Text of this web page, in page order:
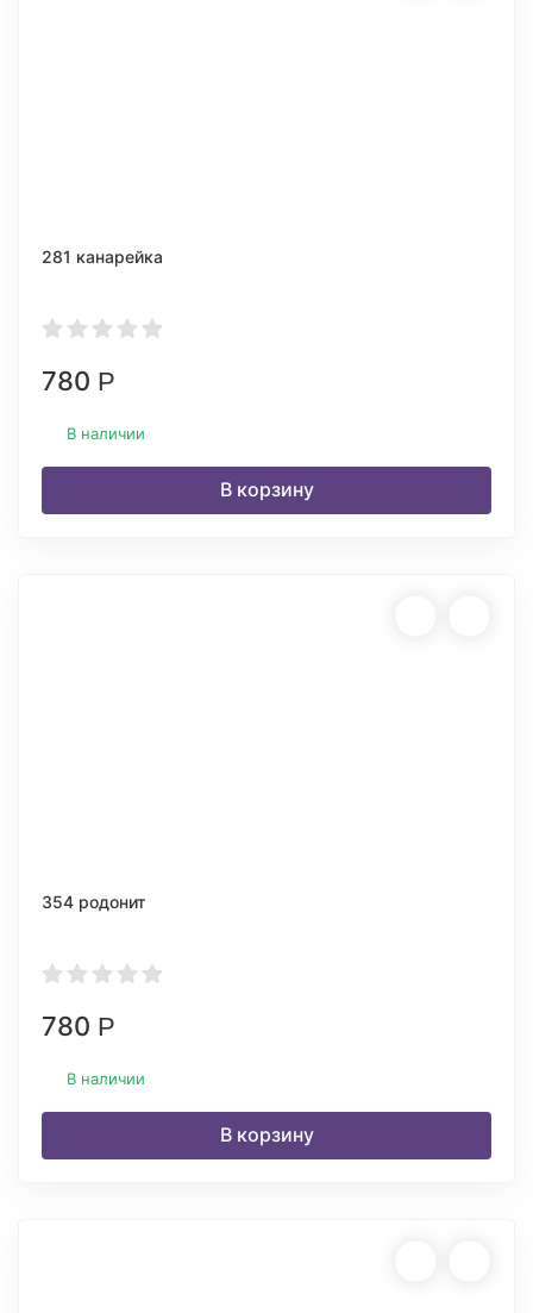
281 канарейка
780 Р
В наличии
В корзину
354 родонит
780 Р
В наличии
В корзину